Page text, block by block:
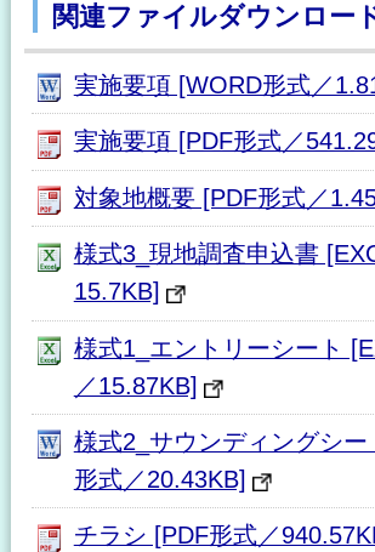
関連ファイルダウンロー
実施要項 [WORD形式／
実施要項 [PDF形式／
対象地概要 [PDF形式／
様式3_現地調査申込書
15.7KB]
様式1_エントリーシート
／15.87KB]
様式2_サウンディングシ
形式／20.43KB]
チラシ [PDF形式／